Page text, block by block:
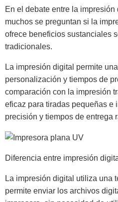
En el debate entre la
muchos se preguntan si la
ofrece beneficios sustanciales
tradicionales.
La impresión digital permite
personalización y tiempos de
comparación con la impresión
eficaz para tiradas pequeñas e
precisión y tiempos de entrega
Diferencia entre impresión
La impresión digital utiliza una
permite enviar los archivos